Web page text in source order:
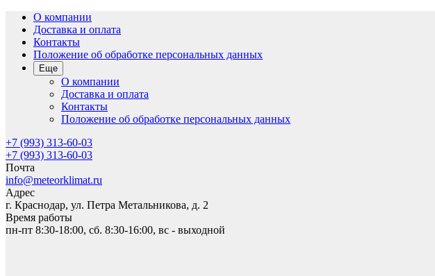
О компании
Доставка и оплата
Контакты
Положение об обработке персональных данных
Еще
О компании
Доставка и оплата
Контакты
Положение об обработке персональных данных
+7 (993) 313-60-03
+7 (993) 313-60-03
Почта
info@meteorklimat.ru
Адрес
г. Краснодар, ул. Петра Метальникова, д. 2
Время работы
пн-пт 8:30-18:00, сб. 8:30-16:00, вс - выходной